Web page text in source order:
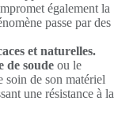
également la
passe par des
et naturelles.
de soude ou le
soin de son matériel
une résistance à la